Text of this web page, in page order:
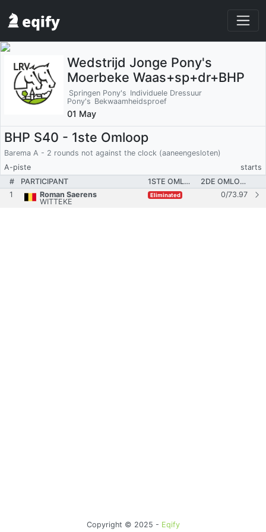
Wedstrijd Jonge Pony's
Moerbeke Waas+sp+dr+BHP
Springen Pony's Individuele Dressuur
Pony's Bekwaamheidsproef
01 May
BHP S40 - 1ste Omloop
Barema A - 2 rounds not against the clock (aaneengesloten)
A-piste
starts
#
PARTICIPANT 1STE OMLOOP
2DE OMLOOP
1
Roman Saerens
WITTEKE
Eliminated 0/73.97
Copyright © 2025 - Eqify